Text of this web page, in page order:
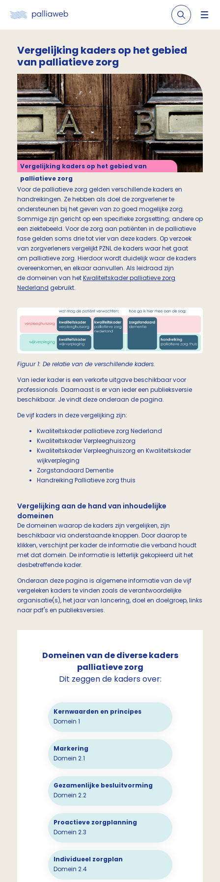
Vergelijking kaders op het gebied
van palliatieve zorg
Vergelijking kaders op het gebied van
palliatieve zorg
Voor de palliatieve zorg gelden verschillende kaders en
handreikingen. Ze hebben als doel de zorgverlener te
ondersteunen bij het geven van zo goed mogelijke zorg.
Sommige zijn gericht op een specifieke zorgsetting; andere op
een ziektebeeld. Voor de zorg aan patiënten in de palliatieve
fase gelden soms drie tot vier van deze kaders. Op verzoek
van zorgverleners vergelijkt PZNL de kaders waar het gaat
om palliatieve zorg. Hierdoor wordt duidelijk waar de kaders
overeenkomen, en elkaar aanvullen. Als leidraad zijn
de domeinen van hetKwaliteitskader palliatieve zorg
Nederland gebruikt.
Figuur 1: De relatie van de verschillende kaders.
Van ieder kader is een verkorte uitgave beschikbaar voor
professionals. Daarnaast is er van ieder een publieksversie
beschikbaar. Je vindt deze onderaan de pagina.
De vijf kaders in deze vergelijking zijn:
Kwaliteitskader palliatieve zorg Nederland
Kwaliteitskader Verpleeghuiszorg
Kwaliteitskader Verpleeghuiszorg en Kwaliteitskader
wijkverpleging
Zorgstandaard Dementie
Handreiking Palliatieve zorg thuis
Vergelijking aan de hand van inhoudelijke
domeinen
De domeinen waarop de kaders zijn vergelijken, zijn
beschikbaar via onderstaande knoppen. Door daarop te
klikken, verschijnt per kader de informatie die verband houdt
met dat domein. De informatie is letterlijk gekopieerd uit het
desbetreffende kader.
Onderaan deze pagina is algemene informatie van de vijf
vergeleken kaders te vinden zoals de verantwoordelijke
organisatie(s), het jaar van lancering, doel en doelgroep, links
naar pdf's en publieksversies.
Domeinen van de diverse kaders
palliatieve zorg
Dit zeggen de kaders over:
Kernwaarden en principes
Domein 1
Markering
Domein 2.1
Gezamenlijke besluitvorming
Domein 2.2
Proactieve zorgplanning
Domein 2.3
Individueel zorgplan
Domein 2.4